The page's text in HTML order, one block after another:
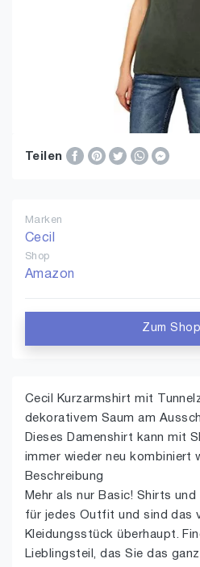
Teilen
Marken
Cecil
Shop
Amazon
Zum Shop
Cecil Kurzarmshirt mit
dekorativem Saum am
Dieses Damenshirt kann mit
immer wieder neu kombiniert
Beschreibung
Mehr als nur Basic! Shirts
für jedes Outfit und sind das
Kleidungsstück überhaupt.
Lieblingsteil, das Sie das